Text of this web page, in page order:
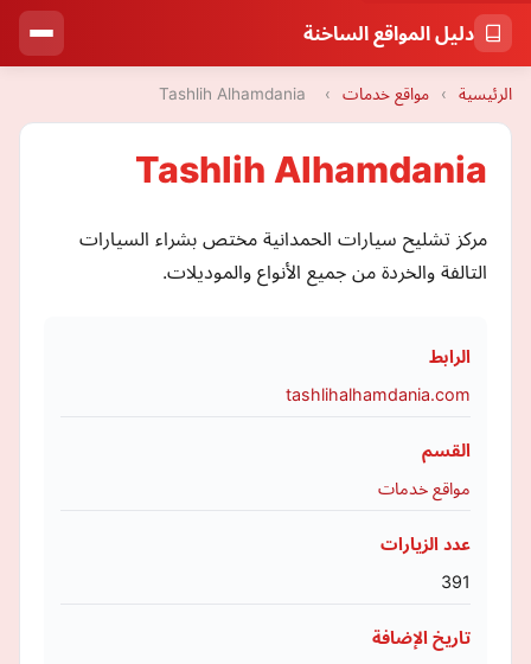
دليل المواقع الساخنة
الرئيسية › مواقع خدمات ›
Tashlih Alhamdania
Tashlih Alhamdania
مركز تشليح سيارات الحمدانية مختص بشراء السيارات
التالفة والخردة من جميع الأنواع والموديلات.
الرابط
tashlihalhamdania.com
القسم
مواقع خدمات
عدد الزيارات
391
تاريخ الإضافة